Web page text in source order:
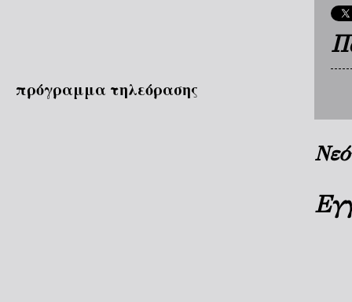
πρόγραμμα τηλεόρασης